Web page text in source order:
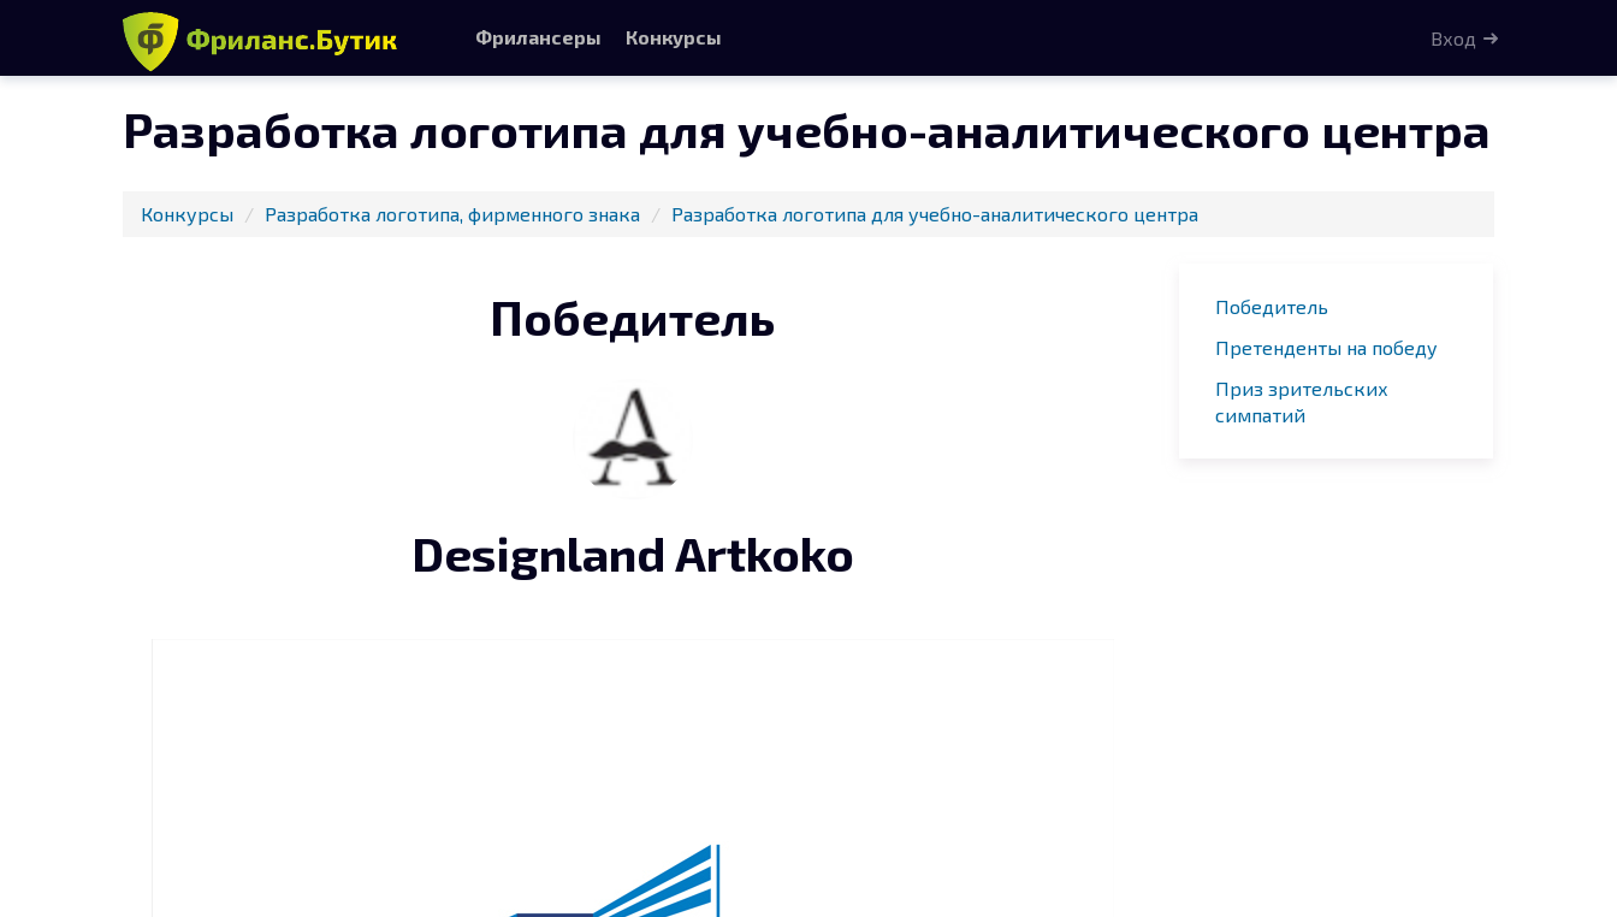
Разработка логотипа для учебно-аналитического центра
Конкурсы Разработка логотипа, фирменного знака Разработка логотипа для учебно-аналитического центра
Победитель
Designland Artkoko
Победитель
Претенденты на победу
Приз зрительских
симпатий
Фрилансеры Конкурсы Вход